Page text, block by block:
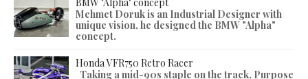
Mehmet Doruk is an Industrial Designer with
unique vision, he designed the BMW "Alpha"
concept.
Honda VFR750 Retro Racer
Taking a mid-90s staple on the track, Purpose